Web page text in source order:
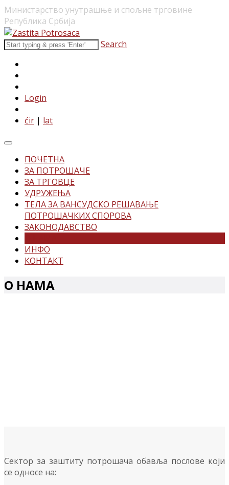
Министарство унутрашње и спољне трговине
Република Србија
Search
Login
ćir | lat
ПОЧЕТНА
ЗА ПОТРОШАЧЕ
ЗА ТРГОВЦЕ
УДРУЖЕЊА
ТЕЛА ЗА ВАНСУДСКО РЕШАВАЊЕ
ПОТРОШАЧКИХ СПОРОВА
ЗАКОНОДАВСТВО
ИНФО
КОНТАКТ
О НАМА
Сектор за заштиту потрошача обавља послове који
се односе на: